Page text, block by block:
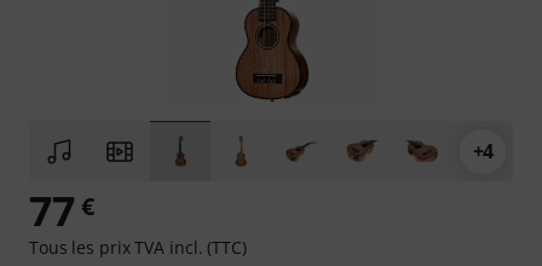
+4
77 €
Tous les prix TVA incl. (TTC)